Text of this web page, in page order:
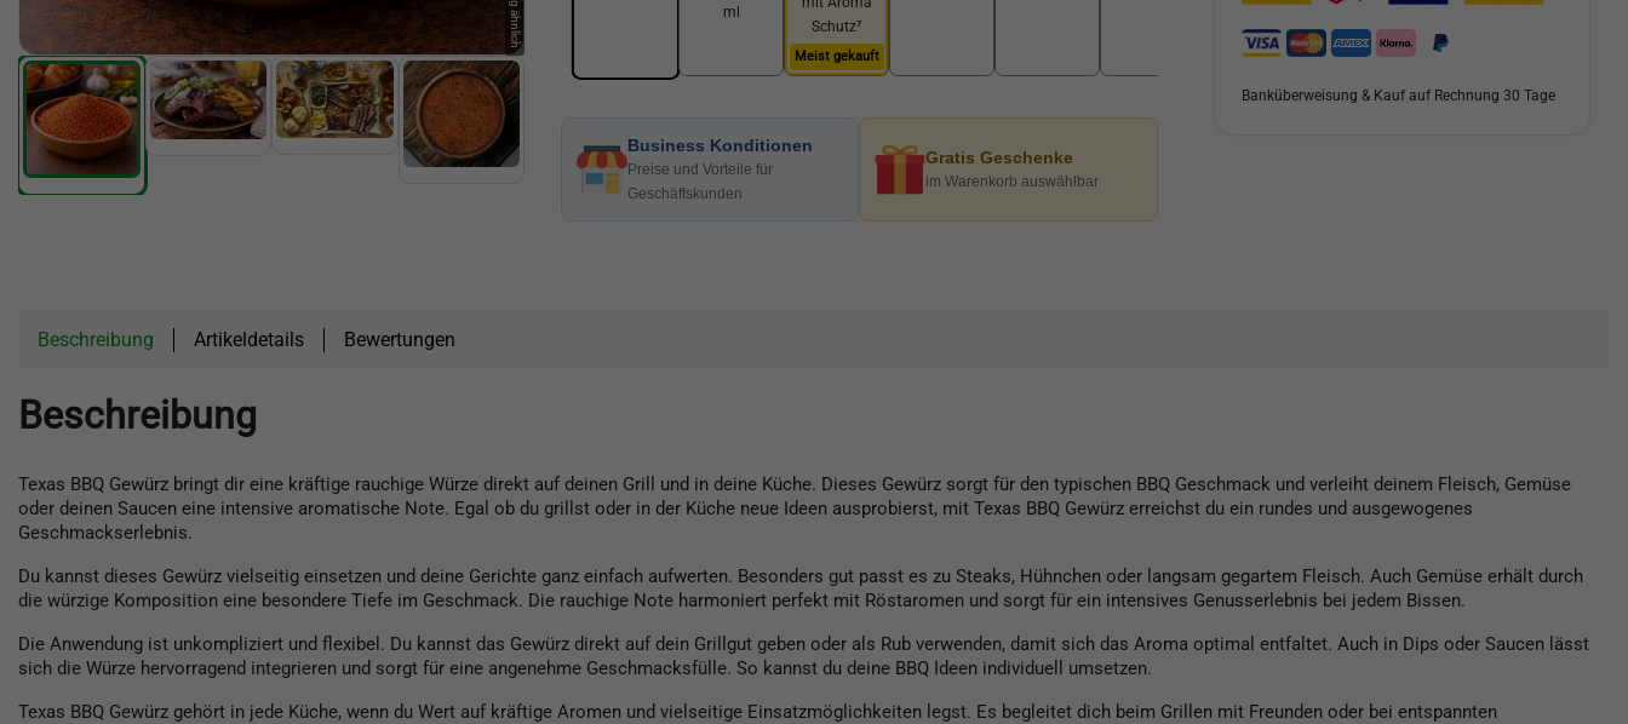
ml
Schutz⁷
Meist gekauft
Business Konditionen
Preise und Vorteile für
Geschäftskunden
Gratis Geschenke
im Warenkorb auswählbar
Banküberweisung & Kauf auf Rechnung 30 Tage
Beschreibung Artikeldetails Bewertungen
Beschreibung
Texas BBQ Gewürz bringt dir eine kräftige rauchige Würze direkt auf deinen Grill und in deine Küche. Dieses Gewürz sorgt für den typischen BBQ Geschmack und verleiht deinem Fleisch, Gemüse
oder deinen Saucen eine intensive aromatische Note. Egal ob du grillst oder in der Küche neue Ideen ausprobierst, mit Texas BBQ Gewürz erreichst du ein rundes und ausgewogenes
Geschmackserlebnis.
Du kannst dieses Gewürz vielseitig einsetzen und deine Gerichte ganz einfach aufwerten. Besonders gut passt es zu Steaks, Hühnchen oder langsam gegartem Fleisch. Auch Gemüse erhält durch
die würzige Komposition eine besondere Tiefe im Geschmack. Die rauchige Note harmoniert perfekt mit Röstaromen und sorgt für ein intensives Genusserlebnis bei jedem Bissen.
Die Anwendung ist unkompliziert und flexibel. Du kannst das Gewürz direkt auf dein Grillgut geben oder als Rub verwenden, damit sich das Aroma optimal entfaltet. Auch in Dips oder Saucen lässt
sich die Würze hervorragend integrieren und sorgt für eine angenehme Geschmacksfülle. So kannst du deine BBQ Ideen individuell umsetzen.
Texas BBQ Gewürz gehört in jede Küche, wenn du Wert auf kräftige Aromen und vielseitige Einsatzmöglichkeiten legst. Es begleitet dich beim Grillen mit Freunden oder bei entspannten